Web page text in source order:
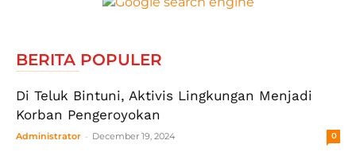
BERITA POPULER
Di Teluk Bintuni, Aktivis Lingkungan Menjadi
Korban Pengeroyokan
Administrator - December 19, 2024 0